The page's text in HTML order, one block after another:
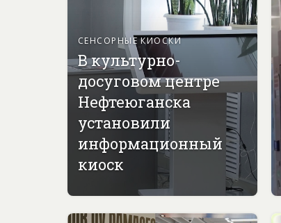
СЕНСОРНЫЕ КИОСКИ
В культурно-
досуговом центре
Нефтеюганска
установили
информационный
киоск